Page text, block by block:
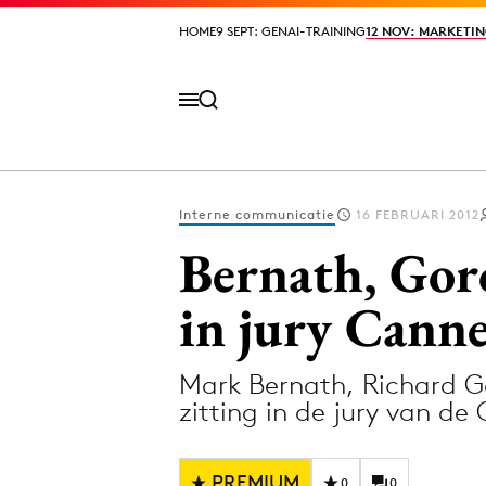
HOME9 SEPT: GENAI-TRAINING12 NOV:
HOME9 SEPT: GENAI-TRAINING12 NOV:
Design
Digital
Diversiteit
Interne communicatie 16 FEBRUARI 2012
Bernath,
in jury
Mark Bernath, Richard
zitting in de jury van de
0 0